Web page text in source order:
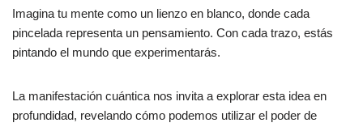
Imagina tu mente como un lienzo en blanco, donde cada
pincelada representa un pensamiento. Con cada trazo, estás
pintando el mundo que experimentarás.
La manifestación cuántica nos invita a explorar esta idea en
profundidad, revelando cómo podemos utilizar el poder de